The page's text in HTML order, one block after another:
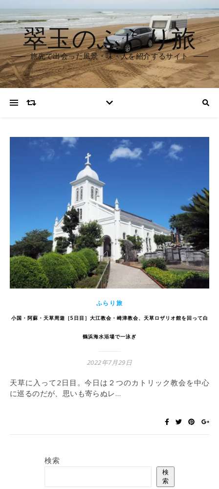
翠玉のふらり旅
旅先で出会った風景・味・人を紹介するサイト
ふらり旅
小国・阿蘇・天草周遊［5日目］大江教会・崎津教会、天草ロザリオ館を回って白
鶴浜海水浴場で一泳ぎ
2022年7月29日
天草に入って2日目。今日は２つのカトリック教会を中心
に巡るのだが、思いも寄らぬレ…
検索
検
索